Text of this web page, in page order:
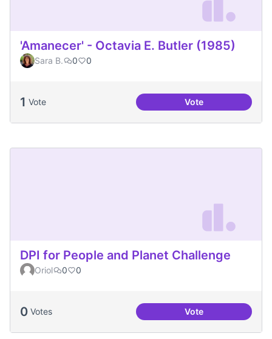
'Amanecer' - Octavia E. Butler (1985)
Sara B. 0 0
1 Vote Vote'Amanecer' -
DPI for People and Planet Challenge
Oriol 0 0
0 Votes VoteDPI for People